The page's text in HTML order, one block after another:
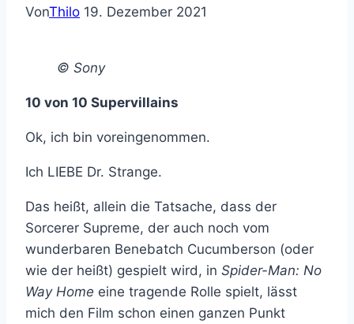
VonThilo 19. Dezember 2021
© Sony
10 von 10 Supervillains
Ok, ich bin voreingenommen.
Ich LIEBE Dr. Strange.
Das heißt, allein die Tatsache, dass der
Sorcerer Supreme, der auch noch vom
wunderbaren Benebatch Cucumberson (oder
wie der heißt) gespielt wird, in Spider-Man: No
Way Home eine tragende Rolle spielt, lässt
mich den Film schon einen ganzen Punkt